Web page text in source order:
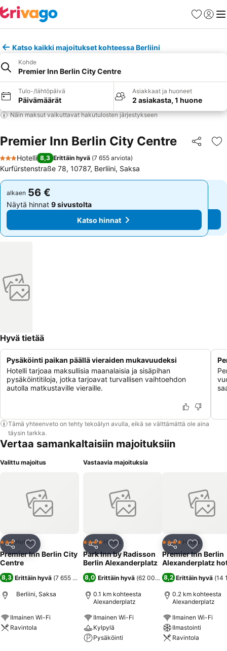
Suosikit
Katso kaikki majoitukset kohteessa Berliini
Kohde
Premier Inn Berlin City Centre
Tulo-/lähtöpäivä
Päivämäärät
Asiakkaat ja huoneet
2 asiakasta, 1 huone
Näin maksut vaikuttavat hakutulosten järjestykseen
Premier Inn Berlin City Centre Jaa
3 Tähtiluokitus
Hotelli 8,3 Erittäin hyvä (7 655 arviota)
Kurfürstenstraße 78, 10787, Berliini, Saksa
alkaen 56 €
Näytä hinnat 9 sivustolta
Katso hinnat
alkaen 56 €
Näytä hinnat 9 sivustolta
Katso hinnat
Hyvä tietää
Pysäköinti paikan päällä vieraiden mukavuudeksi
Hotelli tarjoaa maksullisia maanalaisia ja sisäpihan
pysäköintitiloja, jotka tarjoavat turvallisen vaihtoehdon
autolla matkustaville vieraille.
Tämä yhteenveto on tehty tekoälyn avulla, eikä se välttämättä ole aina
täysin tarkka.
Vertaa samankaltaisiin majoituksiin
Valittu majoitus
Jaa Lisää suosikkeihin
3 Tähtiluokitus
Hotelli
Premier Inn Berlin City
Centre
8,3 Erittäin hyvä (7 655 arviota)
Berliini, Saksa
Ilmainen Wi-Fi
Ravintola
Vastaavia majoituksia
Jaa Lisää suosikkeihin
4 Tähtiluokitus
Hotelli
Park Inn by Radisson
Berlin Alexanderplatz
8,0 Erittäin hyvä (62 000 arviota)
0.1 km kohteesta
Alexanderplatz
Ilmainen Wi-Fi
Kylpylä
Pysäköinti
Jaa Lisää
4 Tähtiluokitus
Hotelli
Premier Inn Berlin
Alexanderplatz
8,2 Erittäin hyvä (14
0.2 km kohteesta
Alexanderplatz
Ilmainen Wi-Fi
Ilmastointi
Ravintola